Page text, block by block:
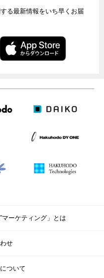
る最新情報をいち早くお届
マーケティング」とは
せ
ついて